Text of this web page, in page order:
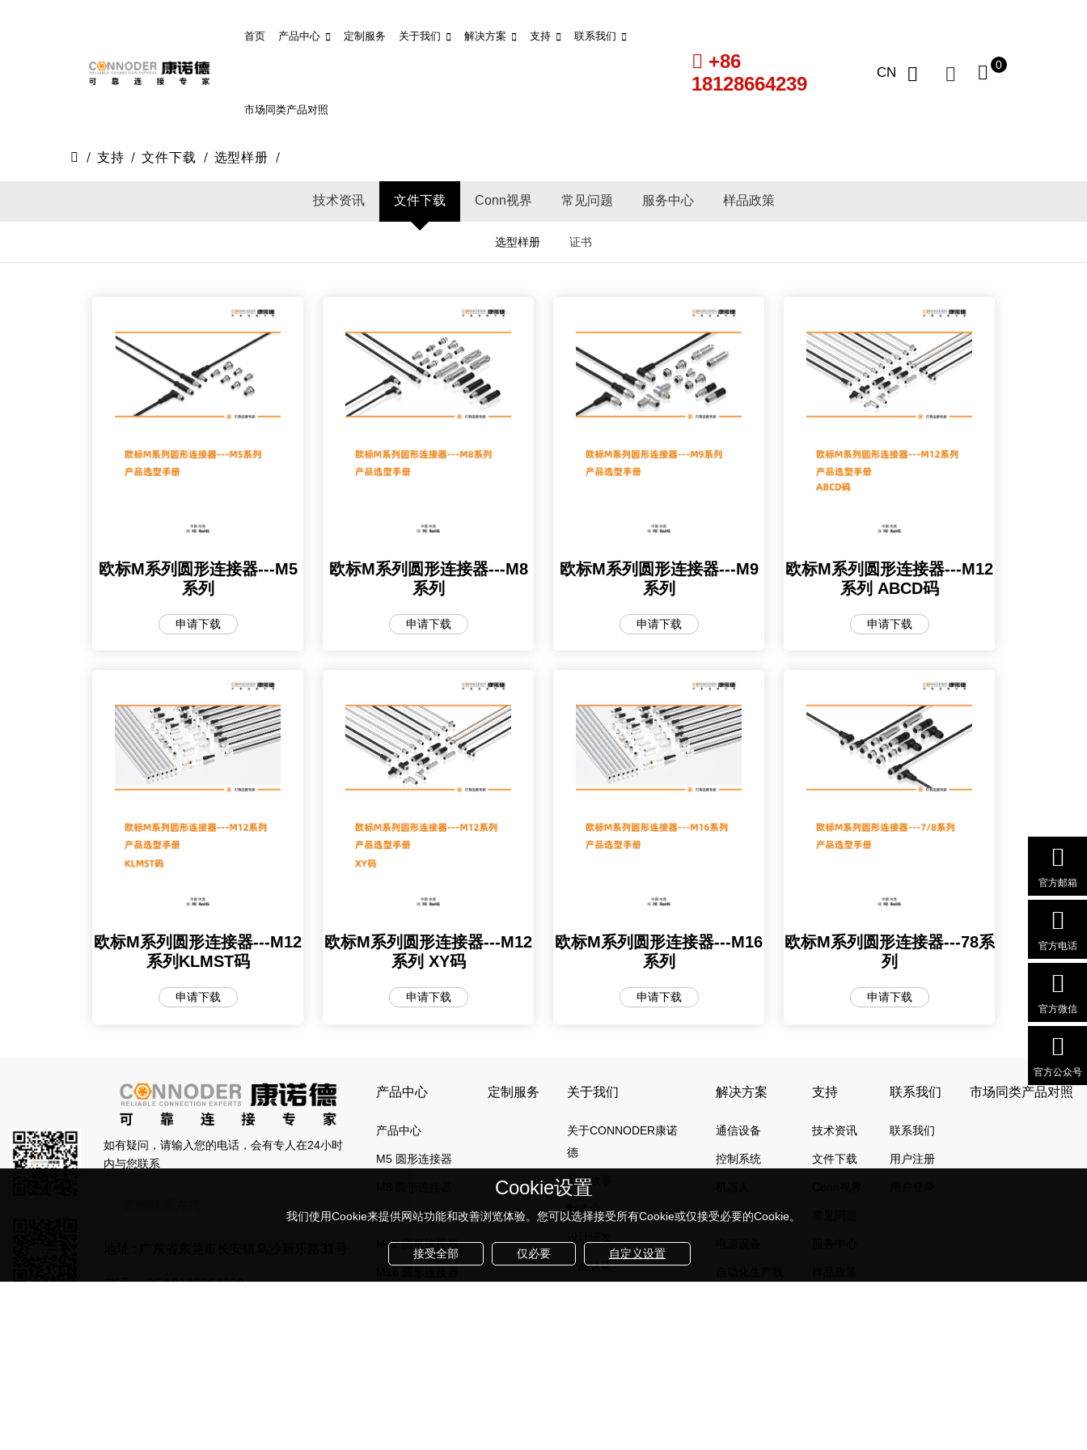
首页 产品中心 定制服务 关于我们 解决方案 支持 联系我们
市场同类产品对照
+86
18128664239
CN 0
Cookie设置
我们使用Cookie来提供网站功能和改善浏览体验。您可以选择接受所有Cookie或仅接受必要的Cookie。
接受全部 仅必要 自定义设置
支持 文件下载 选型样册
技术资讯 文件下载 Conn视界 常见问题 服务中心 样品政策
选型样册 证书
欧标M系列圆形连接器---M5
系列
申请下载
欧标M系列圆形连接器---M8
系列
申请下载
欧标M系列圆形连接器---M9
系列
申请下载
欧标M系列圆形连接器---M12
系列 ABCD码
申请下载
欧标M系列圆形连接器---M12
系列KLMST码
申请下载
欧标M系列圆形连接器---M12
系列 XY码
申请下载
欧标M系列圆形连接器---M16
系列
申请下载
欧标M系列圆形连接器---78系
列
申请下载
官方邮箱
官方电话
官方微信
官方公众号
如有疑问，请输入您的电话，会有专人在24小时
内与您联系
电话 :+86 18128664239
产品中心
产品中心
M5 圆形连接器
M9 圆形连接器
M12 圆形连接器
定制服务 关于我们
关于CONNODER康诺
德
品牌故事
制造业
产品认证
解决方案
通信设备
控制系统
测量仪器
支持
技术资讯
文件下载
联系我们
联系我们
用户注册
市场同类产品对照